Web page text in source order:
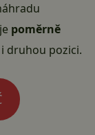
poměrně
druhou pozici.